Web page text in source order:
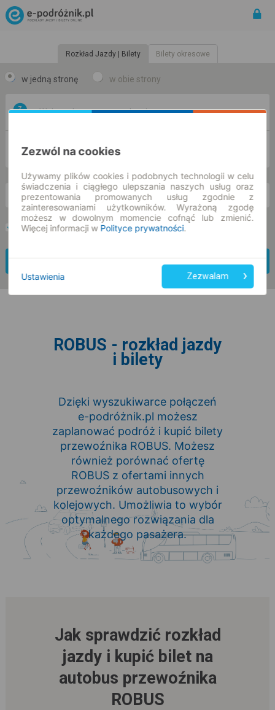
Rozkład Jazdy | Bilety Bilety okresowe
w jedną stronę w obie strony
Z
so. 8 sie. -- : --
Preferuj bez przesiadek Tylko bilet online
ROBUS - rozkład jazdy
i bilety
Dzięki wyszukiwarce połączeń
e-podróżnik.pl możesz
zaplanować podróż i kupić bilety
przewoźnika ROBUS. Możesz
również porównać ofertę
ROBUS z ofertami innych
przewoźników autobusowych i
kolejowych. Umożliwia to wybór
optymalnego rozwiązania dla
każdego pasażera.
Jak sprawdzić rozkład
jazdy i kupić bilet na
autobus przewoźnika
ROBUS
Zezwól na cookies
Używamy plików cookies i podobnych technologii w celu
świadczenia i ciągłego ulepszania naszych usług oraz
prezentowania promowanych usług zgodnie z
zainteresowaniami użytkowników. Wyrażoną zgodę
możesz w dowolnym momencie cofnąć lub zmienić.
Więcej informacji w Polityce prywatności.
Ustawienia Zezwalam